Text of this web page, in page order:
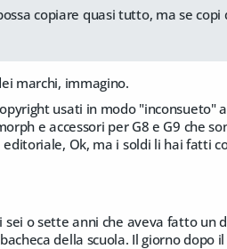
copiare quasi tutto, ma se
marchi, immagino.
usati in modo "inconsueto"
e accessori per G8 e G9 che
Ok, ma i soldi li hai fatti
o sette anni che aveva fatto un
della scuola. Il giorno